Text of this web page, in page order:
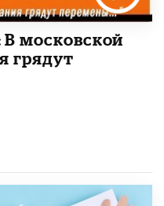
московской
грядут